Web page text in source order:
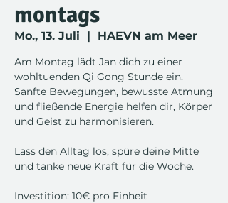
montags
Mo., 13. Juli
  |
HAEVN am Meer
Am Montag lädt Jan dich zu einer
wohltuenden Qi Gong Stunde ein.
Sanfte Bewegungen, bewusste Atmung
und fließende Energie helfen dir, Körper
und Geist zu harmonisieren.
Lass den Alltag los, spüre deine Mitte
und tanke neue Kraft für die Woche.
Investition: 10€ pro Einheit